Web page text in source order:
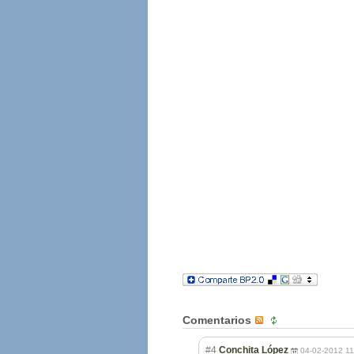
Comentarios
#4 Conchita López 04-02-2012